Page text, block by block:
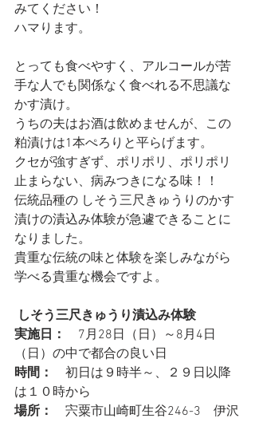
みてください！
ハマります。
とっても食べやすく、アルコールが苦
手な人でも関係なく食べれる不思議な
かす漬け。
うちの夫はお酒は飲めませんが、この
粕漬けは1本ぺろりと平らげます。
クセが強すぎず、ポリポリ、ポリポリ
止まらない、病みつきになる味！！
伝統品種の しそう三尺きゅうりのかす
漬けの漬込み体験が急遽できることに
なりました。
貴重な伝統の味と体験を楽しみながら
学べる貴重な機会ですよ。
しそう三尺きゅうり漬込み体験
実施日：
7月28日（日）～8月4日
（日）の中で都合の良い日
時間： 初日は９時半～、２９日以降
は１０時から
場所：
宍粟市山崎町生谷246-3　伊沢